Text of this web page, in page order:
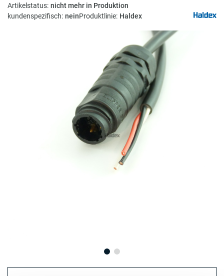
Artikelstatus: nicht mehr in Produktion
kundenspezifisch: neinProduktlinie: Haldex